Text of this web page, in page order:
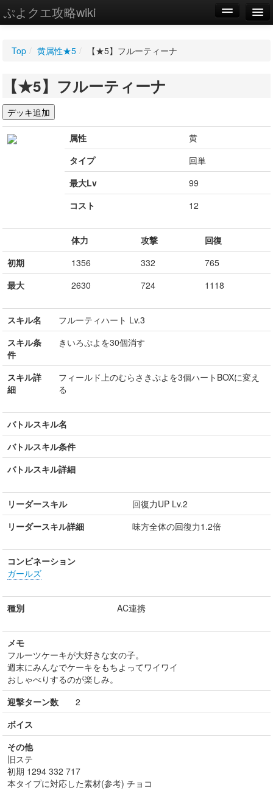
ぷよクエ攻略wiki
WIKI
設定
Top / 黄属性★5 / 【★5】フルーティーナ
【★5】フルーティーナ
属性
黄
タイプ
回単
最大Lv
99
コスト
12
体力 攻撃
回復
初期
1356 332
765
最大
2630 724 1118
スキル名
フルーティハート Lv.3
スキル条
件
きいろぷよを30個消す
スキル詳
細
フィールド上のむらさきぷよを3個ハートBOXに変え
る
バトルスキル名
バトルスキル条件
バトルスキル詳細
リーダースキル
回復力UP Lv.2
リーダースキル詳細
味方全体の回復力1.2倍
コンビネーション
ガールズ
種別 AC連携
メモ
フルーツケーキが大好きな女の子。
週末にみんなでケーキをもちよってワイワイ
おしゃべりするのが楽しみ。
迎撃ターン数 2
ボイス
その他
旧ステ
初期 1294 332 717
本タイプに対応した素材(参考) チョコ